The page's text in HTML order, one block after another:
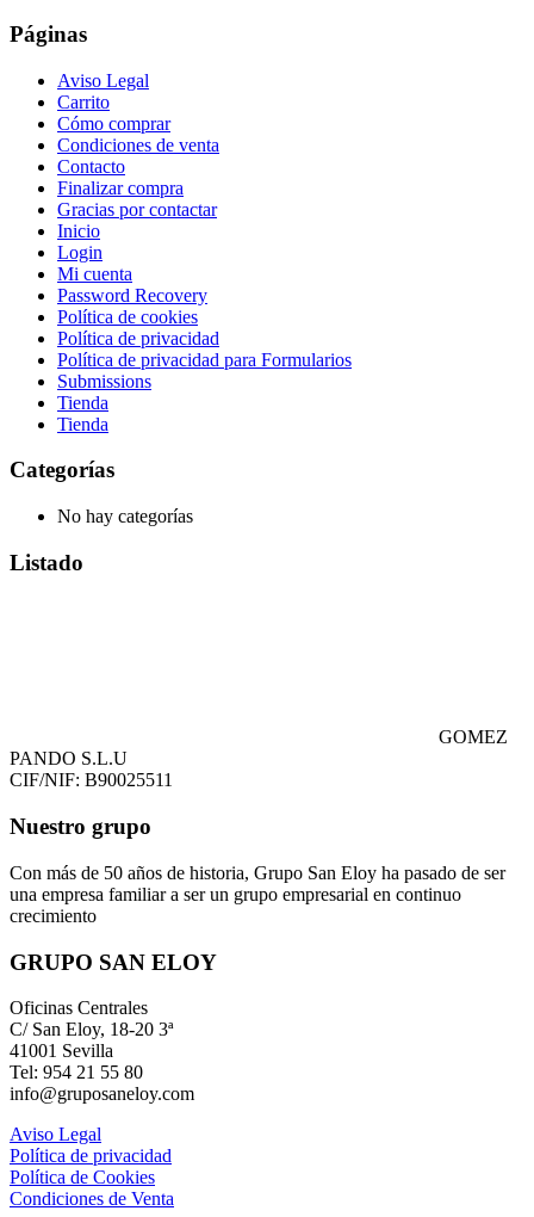
Páginas
Aviso Legal
Carrito
Cómo comprar
Condiciones de venta
Contacto
Finalizar compra
Gracias por contactar
Inicio
Login
Mi cuenta
Password Recovery
Política de cookies
Política de privacidad
Política de privacidad para Formularios
Submissions
Tienda
Tienda
Categorías
No hay categorías
Listado
GOMEZ
PANDO S.L.U
CIF/NIF: B90025511
Nuestro grupo
Con más de 50 años de historia, Grupo San Eloy ha pasado de ser
una empresa familiar a ser un grupo empresarial en continuo
crecimiento
GRUPO SAN ELOY
Oficinas Centrales
C/ San Eloy, 18-20 3ª
41001 Sevilla
Tel: 954 21 55 80
info@gruposaneloy.com
Aviso Legal
Política de privacidad
Política de Cookies
Condiciones de Venta